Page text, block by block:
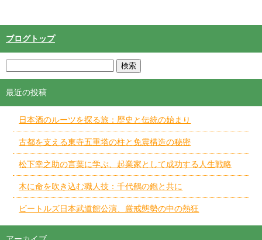
ブログトップ
最近の投稿
日本酒のルーツを探る旅：歴史と伝統の始まり
古都を支える東寺五重塔の柱と免震構造の秘密
松下幸之助の言葉に学ぶ、起業家として成功する人生戦略
木に命を吹き込む職人技：千代鶴の鉋と共に
ビートルズ日本武道館公演、厳戒態勢の中の熱狂